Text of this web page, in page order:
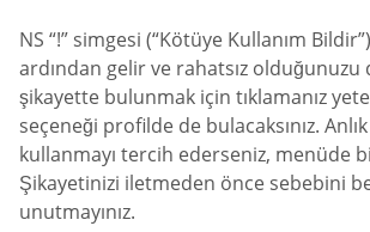
NS “!” simgesi (“Kötüye Kullanım
ardından gelir ve rahatsız olduğunuzu
şikayette bulunmak için tıklamanız
seçeneği profilde de bulacaksınız.
kullanmayı tercih ederseniz, menüde
Şikayetinizi iletmeden önce sebebini
unutmayınız.